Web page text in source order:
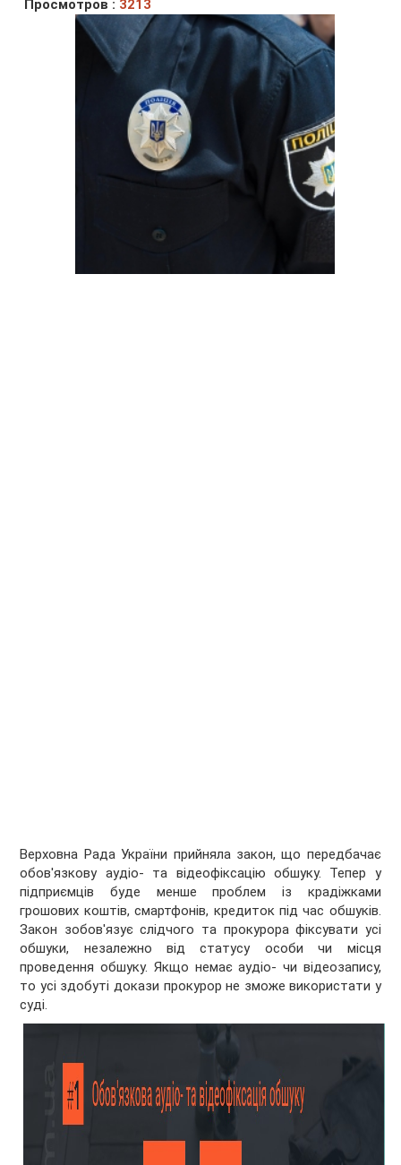
Просмотров : 3213
Верховна Рада України прийняла закон, що передбачає
обов'язкову аудіо- та відеофіксацію обшуку. Тепер у
підприємців буде менше проблем із крадіжками
грошових коштів, смартфонів, кредиток під час обшуків.
Закон зобов'язує слідчого та прокурора фіксувати усі
обшуки, незалежно від статусу особи чи місця
проведення обшуку. Якщо немає аудіо- чи відеозапису,
то усі здобуті докази прокурор не зможе використати у
суді.